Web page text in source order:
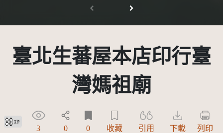
臺北生蕃屋本店印行臺
灣媽祖廟
創用CC姓名標示 3.0 台灣及其後版本(CC BY 3.0 TW +)
3 0 0 收藏 引用 下載 列印